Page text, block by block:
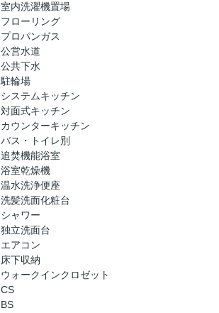
室内洗濯機置場
フローリング
プロパンガス
公営水道
公共下水
駐輪場
システムキッチン
対面式キッチン
カウンターキッチン
バス・トイレ別
追焚機能浴室
浴室乾燥機
温水洗浄便座
洗髪洗面化粧台
シャワー
独立洗面台
エアコン
床下収納
ウォークインクロゼット
CS
BS